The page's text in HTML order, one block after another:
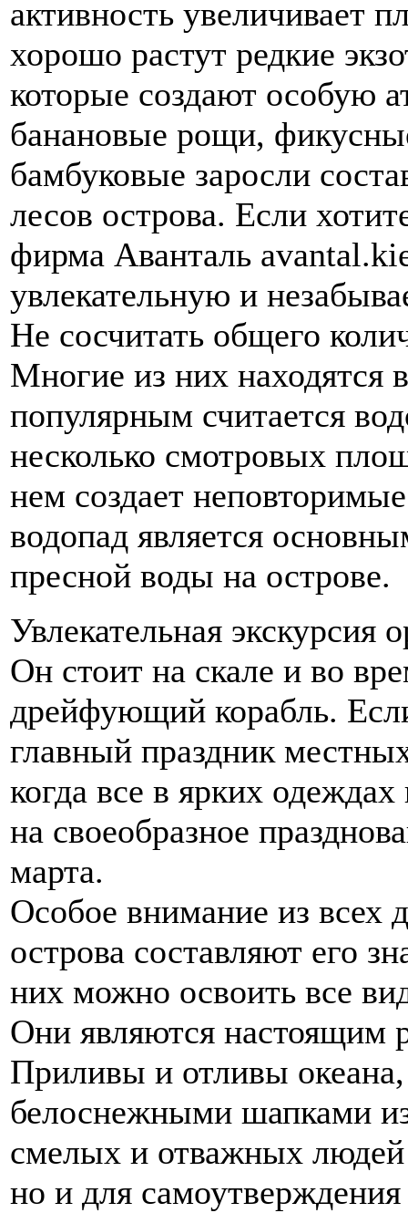
активность увеличивает
хорошо растут редкие
которые создают особую
банановые рощи,
бамбуковые заросли
лесов острова. Если
фирма Аванталь
увлекательную и
Не сосчитать общего
Многие из них находятся
популярным считается
несколько смотровых
нем создает
водопад является
пресной воды на острове.
Увлекательная экскурсия
Он стоит на скале и во
дрейфующий корабль.
главный праздник
когда все в ярких
на своеобразное
марта.
Особое внимание из всех
острова составляют его
них можно освоить все
Они являются настоящим
Приливы и отливы
белоснежными шапками
смелых и отважных людей
но и для